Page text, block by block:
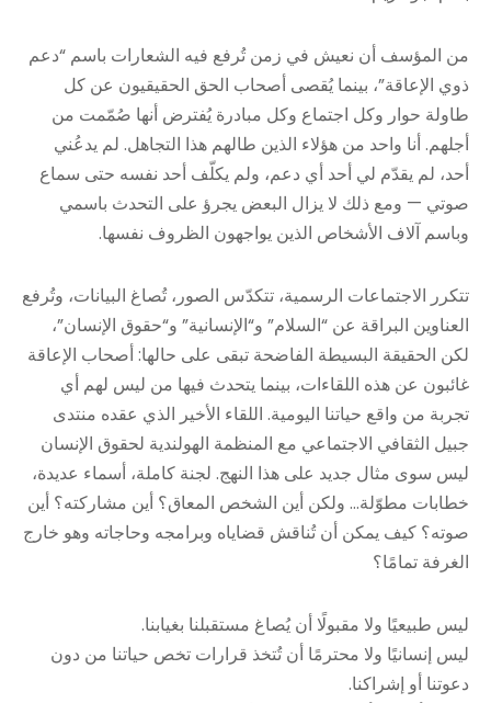
من المؤسف أن نعيش في زمن تُرفع فيه الشعارات باسم “دعم
ذوي الإعاقة”، بينما يُقصى أصحاب الحق الحقيقيون عن كل
طاولة حوار وكل اجتماع وكل مبادرة يُفترض أنها صُمّمت من
أجلهم. أنا واحد من هؤلاء الذين طالهم هذا التجاهل. لم يدعُني
أحد، لم يقدّم لي أحد أي دعم، ولم يكلّف أحد نفسه حتى سماع
صوتي — ومع ذلك لا يزال البعض يجرؤ على التحدث باسمي
وباسم آلاف الأشخاص الذين يواجهون الظروف نفسها.
تتكرر الاجتماعات الرسمية، تتكدّس الصور، تُصاغ البيانات، وتُرفع
العناوين البراقة عن “السلام” و“الإنسانية” و“حقوق الإنسان”،
لكن الحقيقة البسيطة الفاضحة تبقى على حالها: أصحاب الإعاقة
غائبون عن هذه اللقاءات، بينما يتحدث فيها من ليس لهم أي
تجربة من واقع حياتنا اليومية. اللقاء الأخير الذي عقده منتدى
جبيل الثقافي الاجتماعي مع المنظمة الهولندية لحقوق الإنسان
ليس سوى مثال جديد على هذا النهج. لجنة كاملة، أسماء عديدة،
خطابات مطوّلة… ولكن أين الشخص المعاق؟ أين مشاركته؟ أين
صوته؟ كيف يمكن أن تُناقش قضاياه وبرامجه وحاجاته وهو خارج
الغرفة تمامًا؟
ليس طبيعيًا ولا مقبولًا أن يُصاغ مستقبلنا بغيابنا.
ليس إنسانيًا ولا محترمًا أن تُتخذ قرارات تخص حياتنا من دون
دعوتنا أو إشراكنا.